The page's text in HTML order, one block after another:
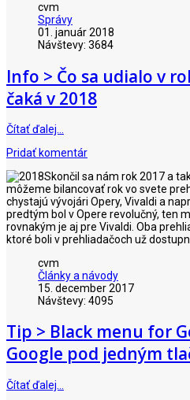
cvm
Správy
01. január 2018
Návštevy: 3684
Info > Čo sa udialo v
čaká v 2018
Čítať ďalej…
Pridať komentár
Skončil sa nám rok 2017 a
môžeme bilancovať rok vo svete
chystajú vývojári Opery, Vivaldi a
predtým bol v Opere revolučný, ten
rovnakým je aj pre Vivaldi. Oba
ktoré boli v prehliadačoch už
cvm
Články a návody
15. december 2017
Návštevy: 4095
Tip > Black menu for
Google pod jedným
Čítať ďalej…